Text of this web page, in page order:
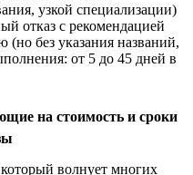
узкой специализации)
отказ с рекомендацией
(но без указания названий,
от 5 до 45 дней в
на стоимость и сроки
волнует многих